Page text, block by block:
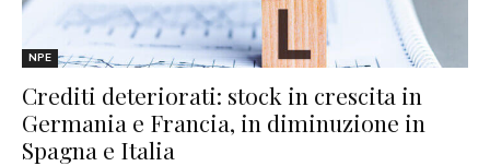
NPE
Crediti deteriorati: stock in crescita in
Germania e Francia, in diminuzione in
Spagna e Italia